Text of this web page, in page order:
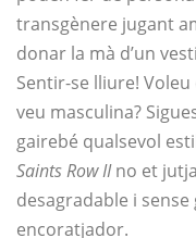
transgènere jugant
donar la mà d’un
Sentir-se lliure!
veu masculina?
gairebé qualsevol
Saints Row IIno et
desagradable i
encoratjador.